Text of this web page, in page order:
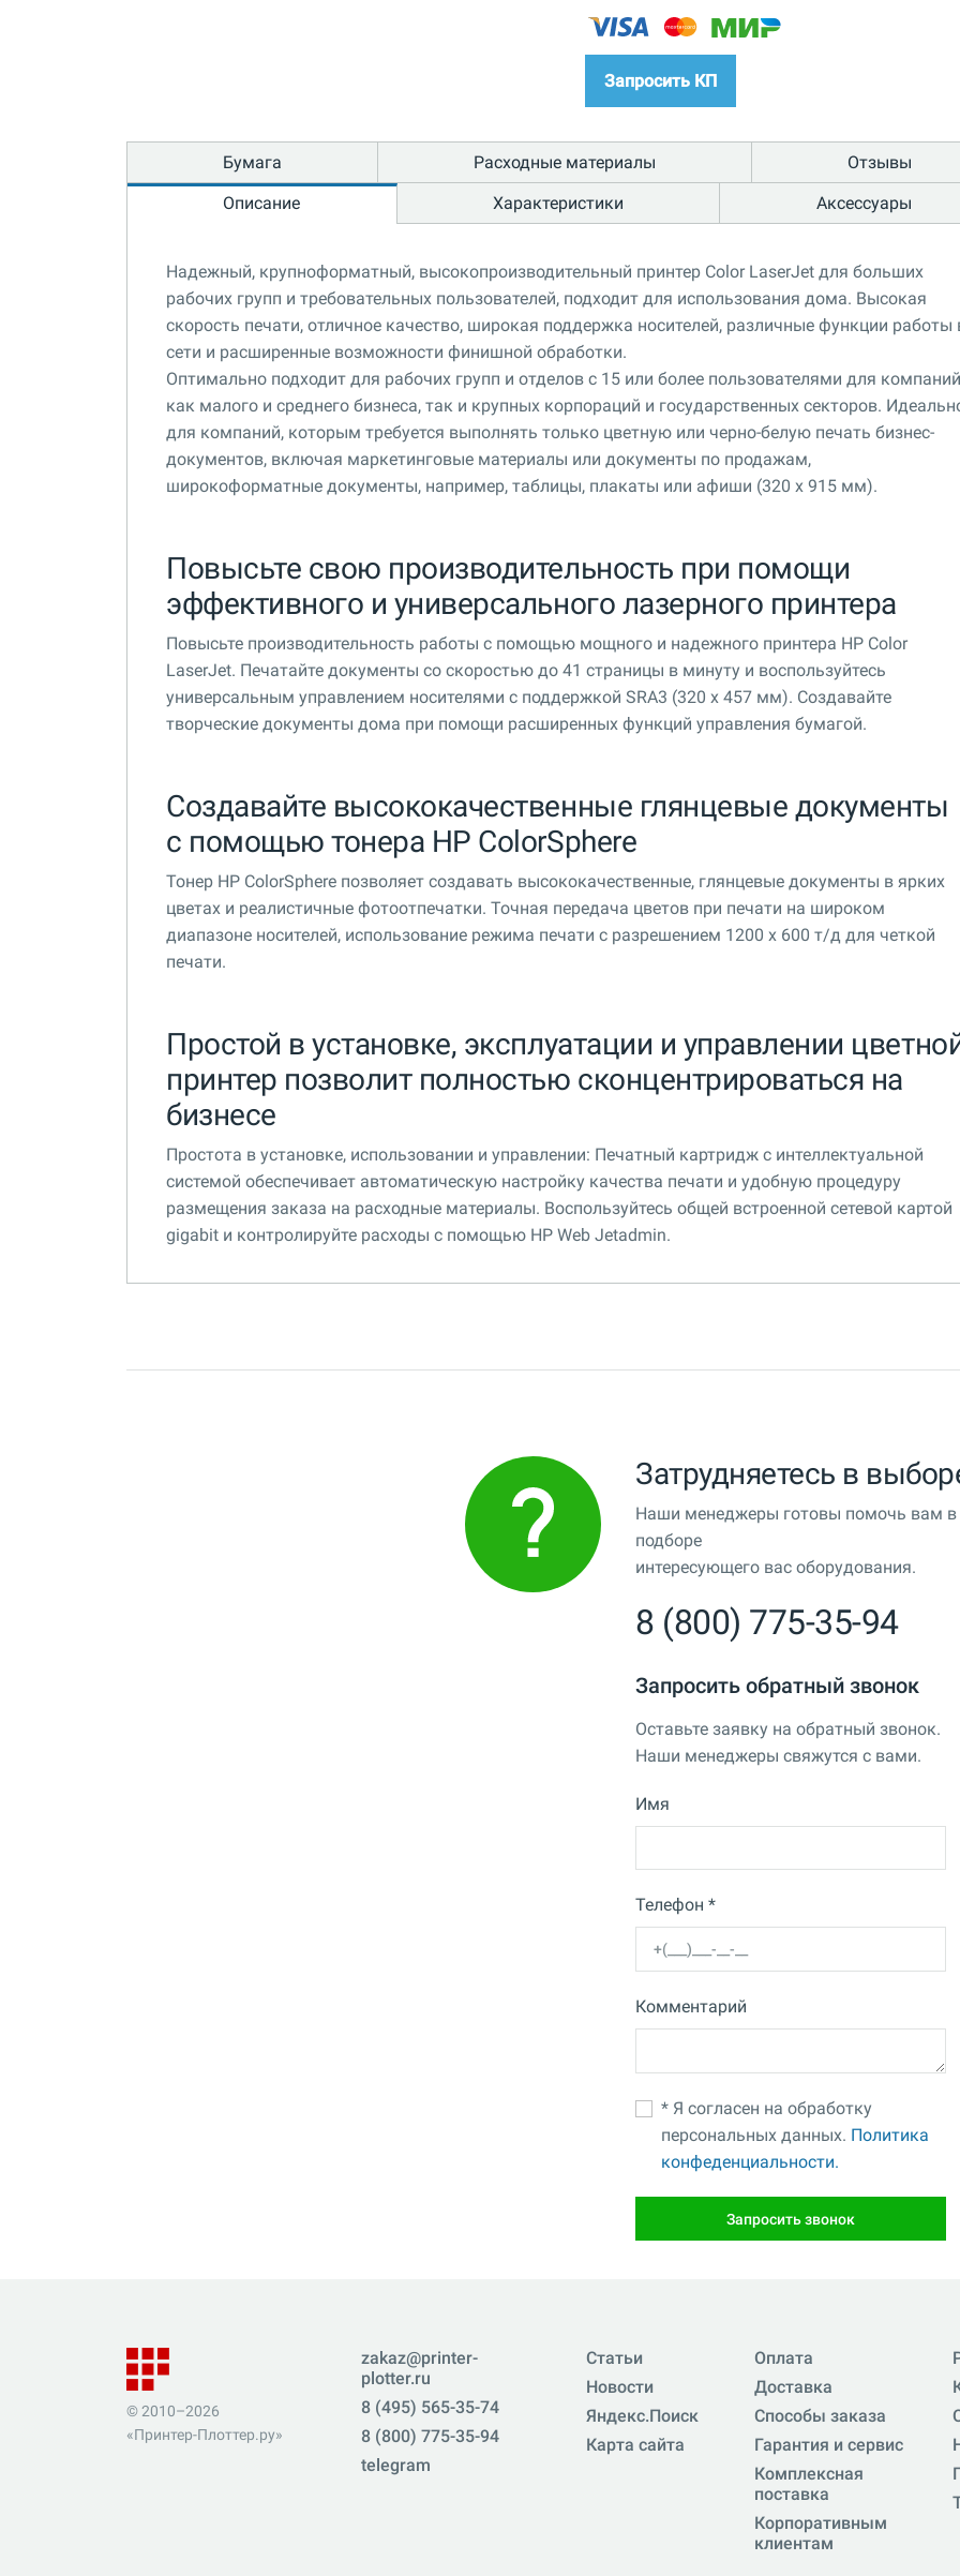
Запросить КП
Бумага Расходные материалы
Отзывы
Описание
Характеристики Аксессуары
Надежный, крупноформатный, высокопроизводительный принтер Color LaserJet для больших
рабочих групп и требовательных пользователей, подходит для использования дома. Высокая
скорость печати, отличное качество, широкая поддержка носителей, различные функции работы
сети и расширенные возможности финишной обработки.
Оптимально подходит для рабочих групп и отделов с 15 или более пользователями для компаний
как малого и среднего бизнеса, так и крупных корпораций и государственных секторов.
для компаний, которым требуется выполнять только цветную или черно-белую печать бизнес-
документов, включая маркетинговые материалы или документы по продажам,
широкоформатные документы, например, таблицы, плакаты или афиши (320 x 915 мм).
Повысьте свою производительность при помощи
эффективного и универсального лазерного принтера
Повыcьте производительность работы с помощью мощного и надежного принтера HP Color
LaserJet. Печатайте документы со скоростью до 41 страницы в минуту и воспользуйтесь
универсальным управлением носителями с поддержкой SRA3 (320 x 457 мм). Создавайте
творческие документы дома при помощи расширенных функций управления бумагой.
Создавайте высококачественные глянцевые документы
с помощью тонера HP ColorSphere
Тонер HP ColorSphere позволяет создавать высококачественные, глянцевые документы в ярких
цветах и реалистичные фотоотпечатки. Точная передача цветов при печати на широком
диапазоне носителей, использование режима печати с разрешением 1200 x 600 т/д для четкой
печати.
Простой в установке, эксплуатации и управлении
принтер позволит полностью сконцентрироваться на
бизнесе
Простота в установке, использовании и управлении: Печатный картридж с интеллектуальной
системой обеспечивает автоматическую настройку качества печати и удобную процедуру
размещения заказа на расходные материалы. Воспользуйтесь общей встроенной сетевой картой
gigabit и контролируйте расходы с помощью HP Web Jetadmin.
Затрудняетесь в
Наши менеджеры готовы помочь вам в
подборе
интересующего вас оборудования.
8 (800) 775-35-94
Запросить обратный звонок
Оставьте заявку на обратный звонок.
Наши менеджеры свяжутся с вами.
Имя
Телефон *
Комментарий
* Я согласен на обработку
персональных данных. Политика
конфеденциальности.
Запросить звонок
© 2010–2026
«Принтер-Плоттер.ру»
zakaz@printer-
plotter.ru
8 (495) 565-35-74
8 (800) 775-35-94
telegram
Статьи
Новости
Яндекс.Поиск
Карта сайта
Оплата
Доставка
Способы заказа
Гарантия и сервис
Комплексная
поставка
Корпоративным
клиентам